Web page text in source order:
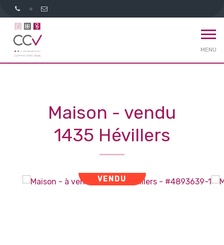
MENU
Maison - vendu
1435 Hévillers
VENDU